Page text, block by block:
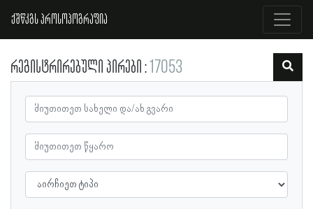
ქშწკგს პროსოპოგრაფია
რეგისტრირებული პირები 17053